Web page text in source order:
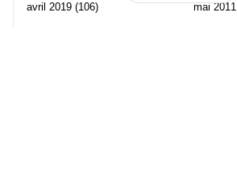
avril 2019 (106) mai 2011